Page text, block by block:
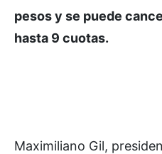
pesos y se puede
hasta 9 cuotas.
Maximiliano Gil,